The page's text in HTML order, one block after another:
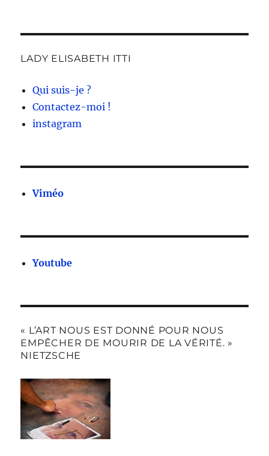
LADY ELISABETH ITTI
Qui suis-je ?
Contactez-moi !
instagram
Viméo
Youtube
« L’ART NOUS EST DONNÉ POUR NOUS
EMPÊCHER DE MOURIR DE LA VÉRITÉ. »
NIETZSCHE